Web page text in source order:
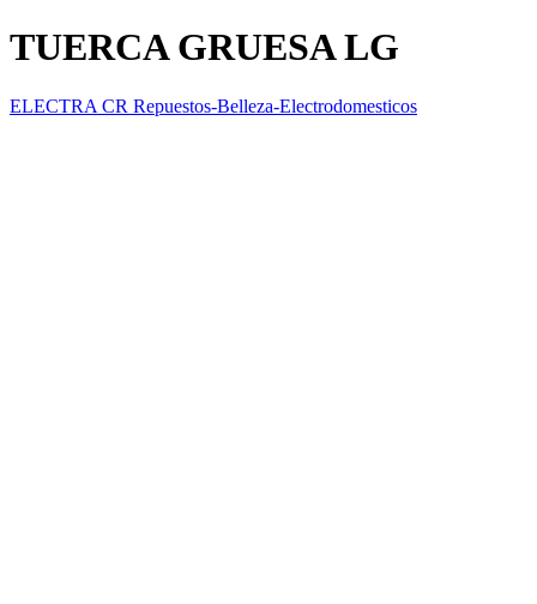
TUERCA GRUESA LG
ELECTRA CR Repuestos-Belleza-Electrodomesticos